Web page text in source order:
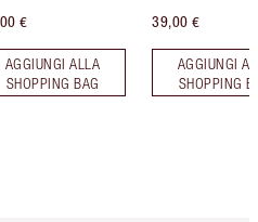
€
AGGIUNGI ALLA
SHOPPING BAG
39,00 €
AGGIUNGI
SHOPPING